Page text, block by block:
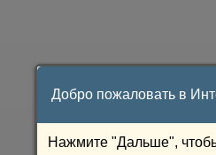
Добро пожаловать в
Нажмите "Дальше",